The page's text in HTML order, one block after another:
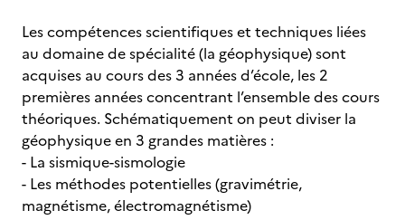
Les compétences scientifiques et techniques liées
au domaine de spécialité (la géophysique) sont
acquises au cours des 3 années d’école, les 2
premières années concentrant l’ensemble des cours
théoriques. Schématiquement on peut diviser la
géophysique en 3 grandes matières :
- La sismique-sismologie
- Les méthodes potentielles (gravimétrie,
magnétisme, électromagnétisme)